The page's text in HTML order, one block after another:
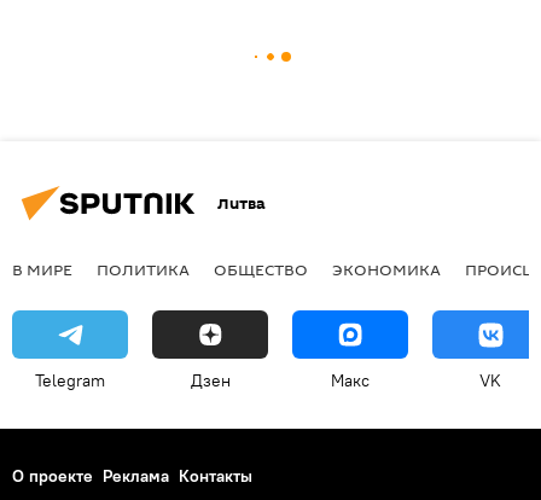
Литва
В МИРЕ ПОЛИТИКА ОБЩЕСТВО ЭКОНОМИКА
Telegram Дзен Макс VK
О проекте Реклама Контакты